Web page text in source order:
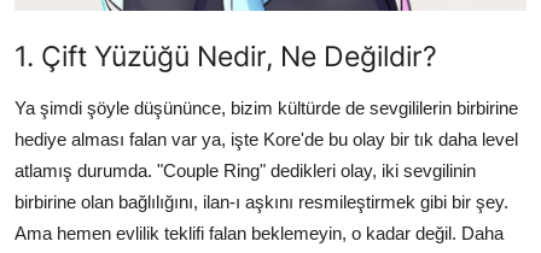
1. Çift Yüzüğü Nedir, Ne Değildir?
Ya şimdi şöyle düşününce, bizim kültürde de sevgililerin birbirine
hediye alması falan var ya, işte Kore'de bu olay bir tık daha level
atlamış durumda. "Couple Ring" dedikleri olay, iki sevgilinin
birbirine olan bağlılığını, ilan-ı aşkını resmileştirmek gibi bir şey.
Ama hemen evlilik teklifi falan beklemeyin, o kadar değil. Daha